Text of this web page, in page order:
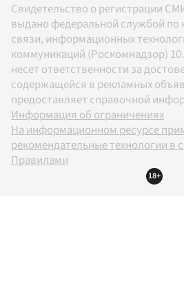
Свидетельство о регистрации
выдано федеральной службой по
связи, информационных
коммуникаций (Роскомнадзор)
несет ответственности за
содержащейся в рекламных
предоставляет справочной
Информация об ограничениях
На информационном ресурсе
рекомендательные технологии в
Правилами
18+